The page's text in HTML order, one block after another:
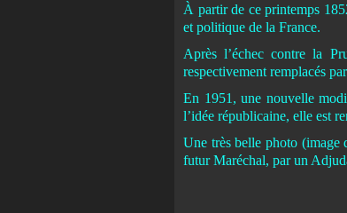
À partir de ce printemps
et politique de la France.
Après l’échec contre la
respectivement remplacés
En 1951, une nouvelle
l’idée républicaine, elle est
Une très belle photo
futur Maréchal, par un